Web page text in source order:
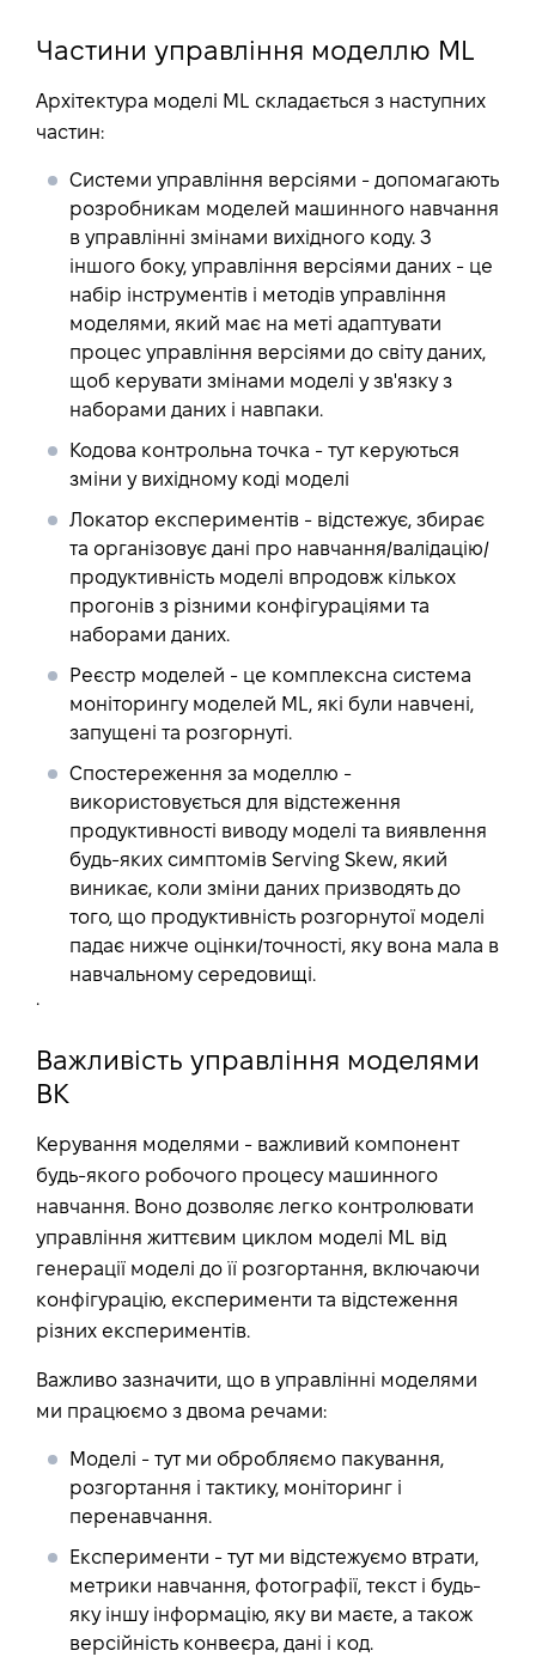
Частини управління моделлю ML
Архітектура моделі ML складається з наступних
частин:
Системи управління версіями - допомагають
розробникам моделей машинного навчання
в управлінні змінами вихідного коду. З
іншого боку, управління версіями даних - це
набір інструментів і методів управління
моделями, який має на меті адаптувати
процес управління версіями до світу даних,
щоб керувати змінами моделі у зв'язку з
наборами даних і навпаки.
Кодова контрольна точка - тут керуються
зміни у вихідному коді моделі
Локатор експериментів - відстежує, збирає
та організовує дані про навчання/валідацію/
продуктивність моделі впродовж кількох
прогонів з різними конфігураціями та
наборами даних.
Реєстр моделей - це комплексна система
моніторингу моделей ML, які були навчені,
запущені та розгорнуті.
Спостереження за моделлю -
використовується для відстеження
продуктивності виводу моделі та виявлення
будь-яких симптомів Serving Skew, який
виникає, коли зміни даних призводять до
того, що продуктивність розгорнутої моделі
падає нижче оцінки/точності, яку вона мала в
навчальному середовищі.
.
Важливість управління моделями
ВК
Керування моделями - важливий компонент
будь-якого робочого процесу машинного
навчання. Воно дозволяє легко контролювати
управління життєвим циклом моделі ML від
генерації моделі до її розгортання, включаючи
конфігурацію, експерименти та відстеження
різних експериментів.
Важливо зазначити, що в управлінні моделями
ми працюємо з двома речами:
Моделі - тут ми обробляємо пакування,
розгортання і тактику, моніторинг і
перенавчання.
Експерименти - тут ми відстежуємо втрати,
метрики навчання, фотографії, текст і будь-
яку іншу інформацію, яку ви маєте, а також
версійність конвеєра, дані і код.